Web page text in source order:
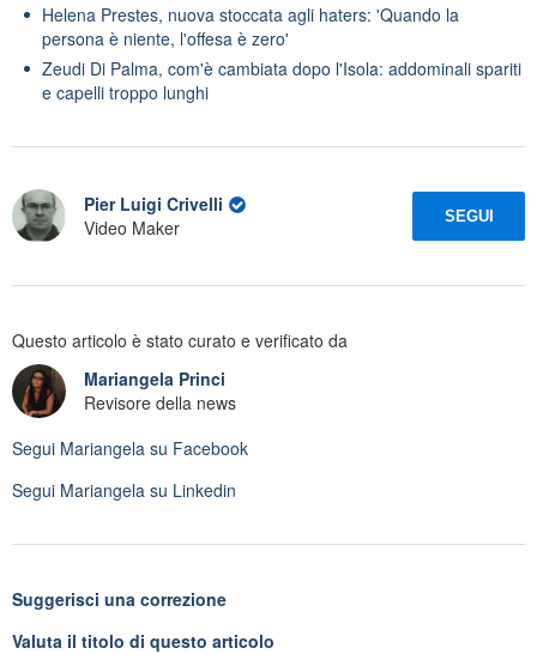
Helena Prestes, nuova stoccata agli haters: 'Quando la
persona è niente, l'offesa è zero'
Zeudi Di Palma, com'è cambiata dopo l'Isola: addominali spariti
e capelli troppo lunghi
Pier Luigi Crivelli
Video Maker
SEGUI
Questo articolo è stato curato e verificato da
Mariangela Princi
Revisore della news
Segui Mariangela su Facebook
Segui Mariangela su Linkedin
Suggerisci una correzione
Valuta il titolo di questo articolo